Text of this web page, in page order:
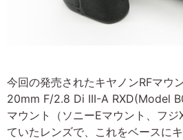
今回の発売されたキヤノンRFマウ
20mm F/2.8 Di III-A RXD(Model
マウント（ソニーEマウント、フ
ていたレンズで、これをベースに